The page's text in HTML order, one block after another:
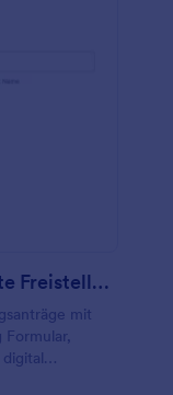
Antragsformular Für Bezahlte Freistellung
mit